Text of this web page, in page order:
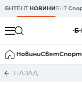
БНТБНТ НОВИНИБНТ
НовиниСвятСпорт
НАЗАД